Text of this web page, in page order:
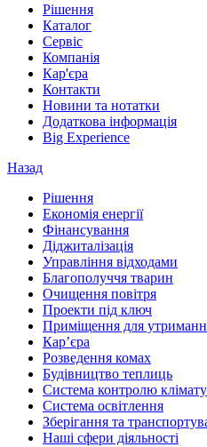
Рішення
Каталог
Сервіс
Компанія
Кар'єра
Контакти
Новини та нотатки
Додаткова інформація
Big Experience
Назад
Рішення
Економія енергії
Фінансування
Діджиталізація
Управління відходами
Благополуччя тварин
Очищення повітря
Проекти під ключ
Приміщення для
Кар’єра
Розведення комах
Будівництво теплиць
Система контролю клімату
Система освітлення
Зберігання та
Наші сфери діяльності